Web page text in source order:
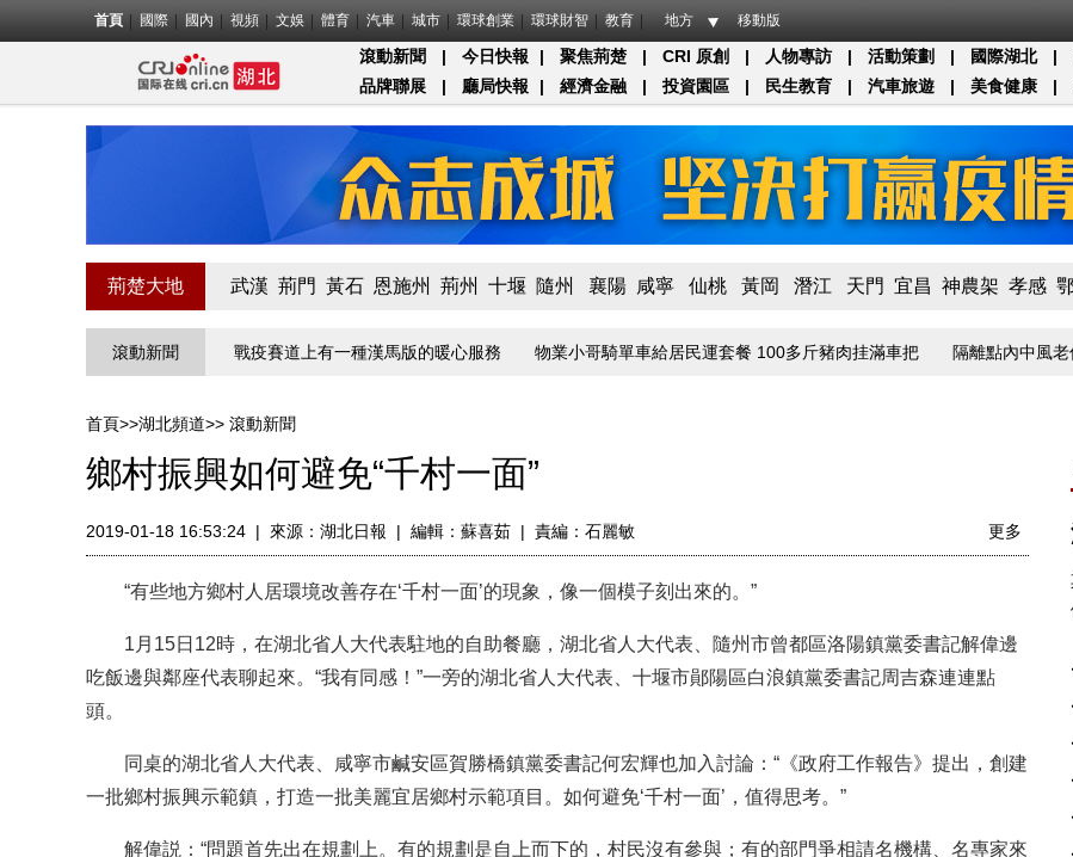
首頁 國際 國內 視頻 文娛 體育 汽車 城市 環球創業 環球財智 教育 地方 移動版
滾動新聞 | 今日快報 | 聚焦荊楚 | CRI 原創 | 人物專訪 | 活動策劃 | 國際湖北 |
品牌聯展
| 廳局快報 | 經濟金融 | 投資園區 | 民生教育 | 汽車旅遊 | 美食健康 |
荊楚大地 武漢 荊門 黃石 恩施州 荊州 十堰 隨州 襄陽 咸寧 仙桃 黃岡 潛江 天門 宜昌 神農架 孝感
滾動新聞
第一關的“疫”線守門員 戰疫賽道上有一種漢馬版的暖心服務 物業小哥騎單車給居民運套餐 100多斤豬肉挂滿車把 隔離點內中風老伴
首頁>>湖北頻道>> 滾動新聞
鄉村振興如何避免“千村一面”
2019-01-18 16:53:24 | 來源： 湖北日報 | 編輯：蘇喜茹 | 責編：石麗敏 更多
“有些地方鄉村人居環境改善存在‘千村一面’的現象，像一個模子刻出來的。”
1月15日12時，在湖北省人大代表駐地的自助餐廳，湖北省人大代表、隨州市曾都區洛陽鎮黨委書記解偉邊
吃飯邊與鄰座代表聊起來。“我有同感！”一旁的湖北省人大代表、十堰市鄖陽區白浪鎮黨委書記周吉森連連點
頭。
同桌的湖北省人大代表、咸寧市鹹安區賀勝橋鎮黨委書記何宏輝也加入討論：“《政府工作報告》提出，創建
一批鄉村振興示範鎮，打造一批美麗宜居鄉村示範項目。如何避免‘千村一面’，值得思考。”
解偉説：“問題首先出在規劃上。有的規劃是自上而下的，村民沒有參與；有的部門爭相請名機構、名專家來